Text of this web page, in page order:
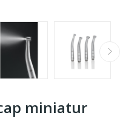
miniatur